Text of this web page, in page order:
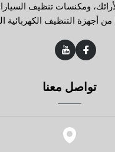
ومكنسات تنظيف
من أجهزة التنظيف الكهربائية
تواصل معنا